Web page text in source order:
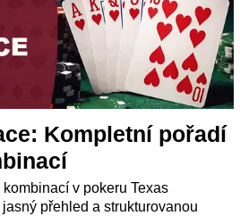
Kompletní pořadí
v pokeru Texas
přehled a strukturovanou